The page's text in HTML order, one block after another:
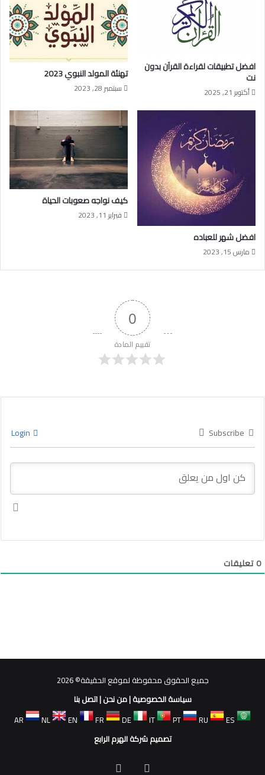
افضل تطبيقات لقراءة القرآن بدون
نت
أكتوبر 21, 2025
تهنئة المولد النبوي 2023
سبتمبر 28, 2023
افضل شهر للعباده
مارس 15, 2023
كيف نواجه صعوبات الحياة
فبراير 11, 2023
0
تقييم المادة
Subscribe
0تعليقات
جميع الحقوق محفوظة لموقع الحقيقة© 2026
سياسة الخصوصية|من نحن|اتصل بنا
AR
NL EN FR DE IT PT RU
ES
تصميم شركة الهرم الرابع
فيسبوك